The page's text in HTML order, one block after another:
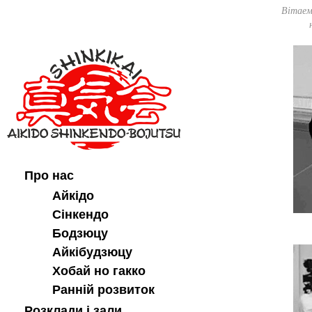
Про нас
Айкідо
Сінкендо
Бодзюцу
Айкібудзюцу
Хобай но гакко
Ранній розвиток